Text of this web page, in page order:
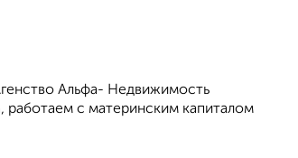
Альфа- Недвижимость
работаем с материнским капиталом